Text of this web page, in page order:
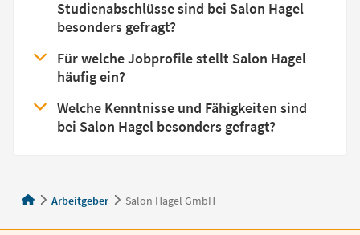
Studienabschlüsse sind bei Salon Hagel
besonders gefragt?
Für welche Jobprofile stellt Salon Hagel
häufig ein?
Welche Kenntnisse und Fähigkeiten sind
bei Salon Hagel besonders gefragt?
Arbeitgeber Salon Hagel GmbH